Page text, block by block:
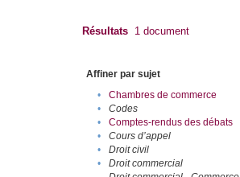
Résultats 1 document
Affiner par sujet
•
Chambres de commerce
•
Codes
•
Comptes-rendus des débats
•
Cours d’appel
•
Droit civil
•
Droit commercial